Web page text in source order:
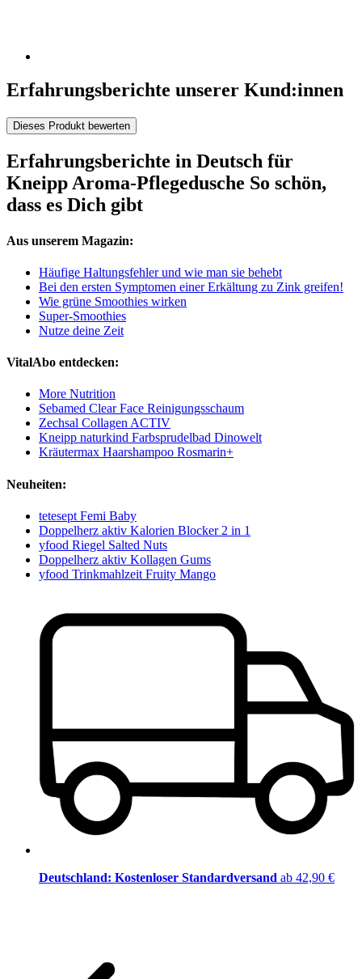
Erfahrungsberichte unserer Kund:innen
Dieses Produkt bewerten
Erfahrungsberichte in Deutsch für
Kneipp Aroma-Pflegedusche So schön,
dass es Dich gibt
Aus unserem Magazin:
Häufige Haltungsfehler und wie man sie behebt
Bei den ersten Symptomen einer Erkältung zu Zink greifen!
Wie grüne Smoothies wirken
Super-Smoothies
Nutze deine Zeit
VitalAbo entdecken:
More Nutrition
Sebamed Clear Face Reinigungsschaum
Zechsal Collagen ACTIV
Kneipp naturkind Farbsprudelbad Dinowelt
Kräutermax Haarshampoo Rosmarin+
Neuheiten:
tetesept Femi Baby
Doppelherz aktiv Kalorien Blocker 2 in 1
yfood Riegel Salted Nuts
Doppelherz aktiv Kollagen Gums
yfood Trinkmahlzeit Fruity Mango
Deutschland: Kostenloser Standardversand ab 42,90 €